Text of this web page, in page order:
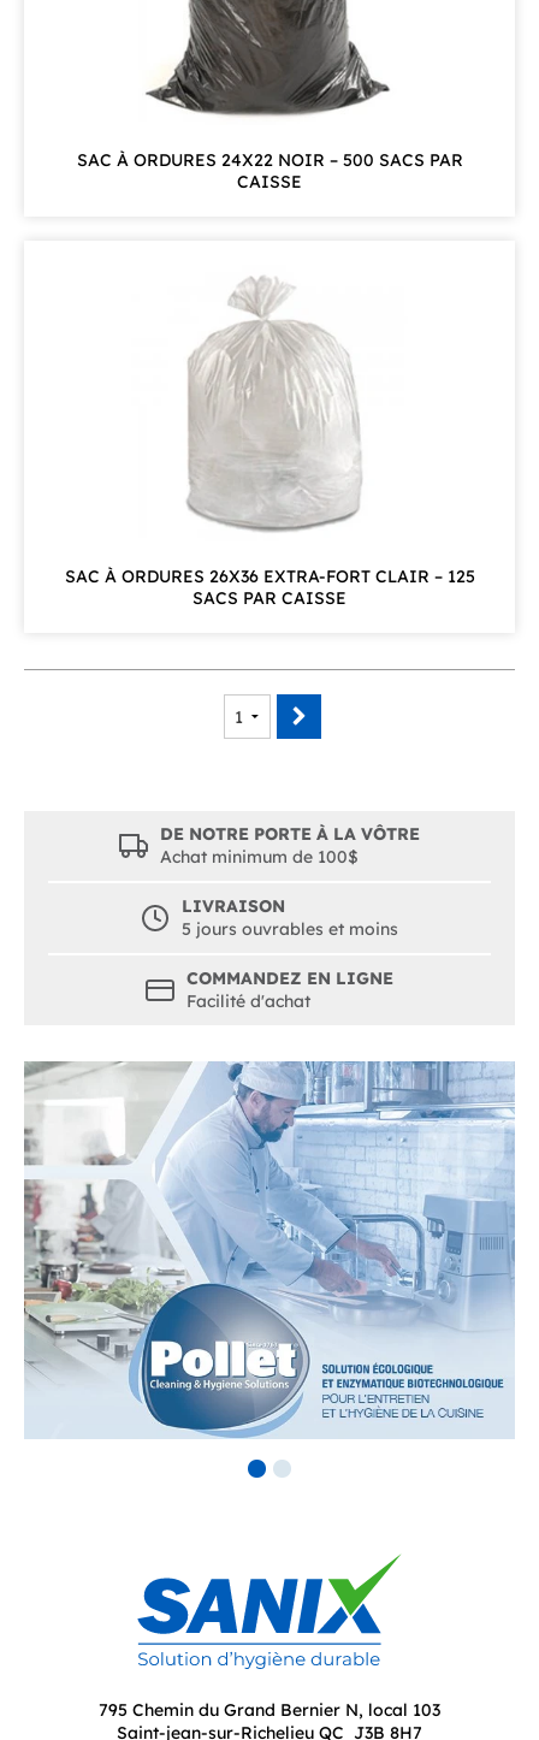
SAC À ORDURES 24X22 NOIR – 500 SACS PAR
CAISSE
SAC À ORDURES 26X36 EXTRA-FORT CLAIR – 125
SACS PAR CAISSE
DE NOTRE PORTE À LA VÔTRE
Achat minimum de 100$
LIVRAISON
5 jours ouvrables et moins
COMMANDEZ EN LIGNE
Facilité d'achat
795 Chemin du Grand Bernier N, local 103
Saint-jean-sur-Richelieu QC J3B 8H7